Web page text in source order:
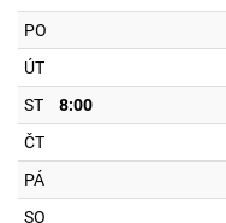
PO
ÚT
ST
8:00
ČT
PÁ
SO